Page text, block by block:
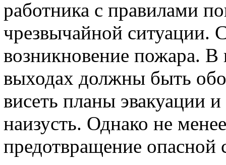
работника с правилами
чрезвычайной ситуации.
возникновение пожара. В
выходах должны быть
висеть планы эвакуации
наизусть. Однако не
предотвращение опасной